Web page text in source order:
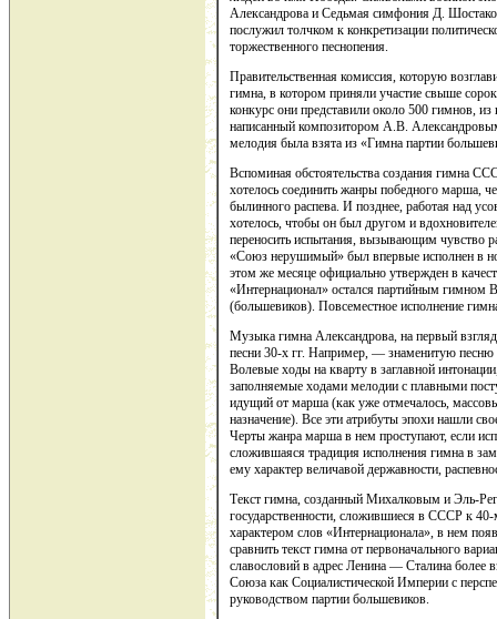
Александрова и Седьмая симфония Д.
послужил толчком к конкретизации
торжественного песнопения.
Правительственная комиссия, которую
гимна, в котором приняли участие свыше
конкурс они представили около 500 гимнов,
написанный композитором А.В.
мелодия была взята из «Гимна партии
Вспоминая обстоятельства создания гимна
хотелось соединить жанры победного марша,
былинного распева. И позднее, работая над
хотелось, чтобы он был другом и
переносить испытания, вызывающим чувство
«Союз нерушимый» был впервые исполнен в
этом же месяце официально утвержден в
«Интернационал» остался партийным гимном
(большевиков). Повсеместное исполнение
Музыка гимна Александрова, на первый
песни 30-х гг. Например, — знаменитую
Волевые ходы на кварту в заглавной
заполняемые ходами мелодии с плавными
идущий от марша (как уже отмечалось,
назначение). Все эти атрибуты эпохи нашли
Черты жанра марша в нем проступают, если
сложившаяся традиция исполнения гимна в
ему характер величавой державности,
Текст гимна, созданный Михалковым и Эль-
государственности, сложившиеся в СССР к
характером слов «Интернационала», в нем
сравнить текст гимна от первоначального
славословий в адрес Ленина — Сталина более
Союза как Социалистической Империи с
руководством партии большевиков.